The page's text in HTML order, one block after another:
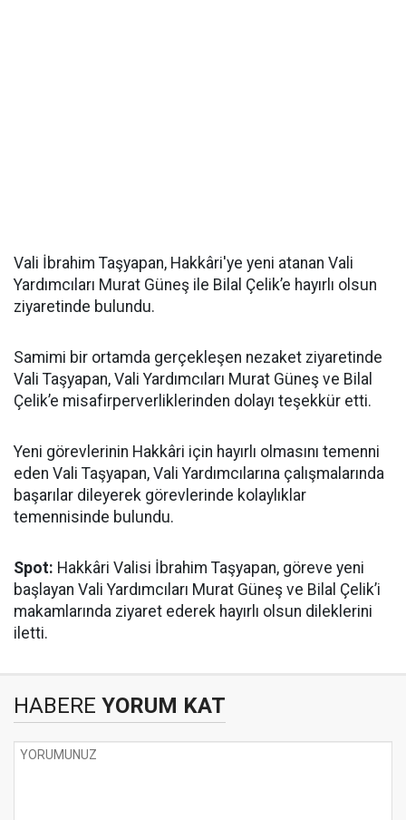
Vali İbrahim Taşyapan, Hakkâri'ye yeni atanan Vali
Yardımcıları Murat Güneş ile Bilal Çelik’e hayırlı olsun
ziyaretinde bulundu.
Samimi bir ortamda gerçekleşen nezaket ziyaretinde
Vali Taşyapan, Vali Yardımcıları Murat Güneş ve Bilal
Çelik’e misafirperverliklerinden dolayı teşekkür etti.
Yeni görevlerinin Hakkâri için hayırlı olmasını temenni
eden Vali Taşyapan, Vali Yardımcılarına çalışmalarında
başarılar dileyerek görevlerinde kolaylıklar
temennisinde bulundu.
Spot: Hakkâri Valisi İbrahim Taşyapan, göreve yeni
başlayan Vali Yardımcıları Murat Güneş ve Bilal Çelik’i
makamlarında ziyaret ederek hayırlı olsun dileklerini
iletti.
HABERE YORUM KAT